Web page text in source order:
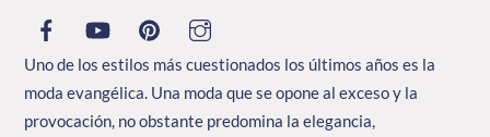
página
de
producto
Uno de los estilos más cuestionados los últimos años es la
moda evangélica. Una moda que se opone al exceso y la
provocación, no obstante predomina la elegancia,